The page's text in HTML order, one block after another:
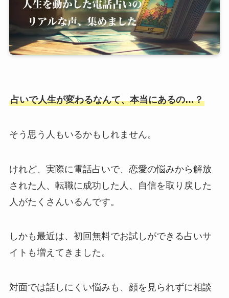
占いで人生が変わるなんて、本当にあるの…？
そう思う人もいるかもしれません。
けれど、実際に電話占いで、恋愛の悩みから解放
された人、転職に成功した人、自信を取り戻した
人がたくさんいるんです。
しかも最近は、初回無料でお試しができる占いサ
イトも増えてきました。
対面では話しにくい悩みも、顔を見られずに相談